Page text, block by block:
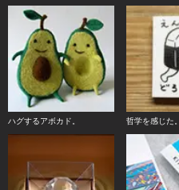
ハグするアボカド。 哲学を感じた。